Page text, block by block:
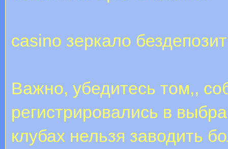
casino зеркало
Важно, убедитесь том,,
регистрировались в
клубах нельзя заводить